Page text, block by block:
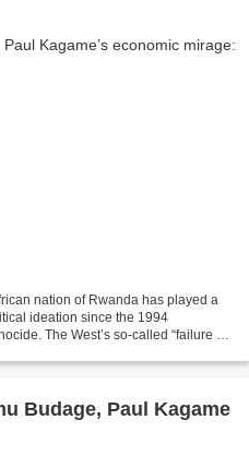
nation of Rwanda has played a
ideation since the 1994
The West’s so-called “failure to
Budage, Paul Kagame